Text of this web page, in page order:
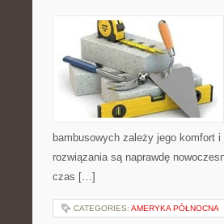
bambusowych zależy jego komfort
rozwiązania są naprawdę
czas […]
CATEGORIES: AMERYKA PÓŁNOCNA